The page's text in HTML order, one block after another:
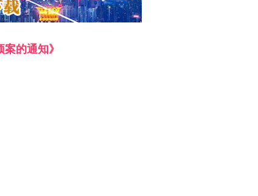
的通知》